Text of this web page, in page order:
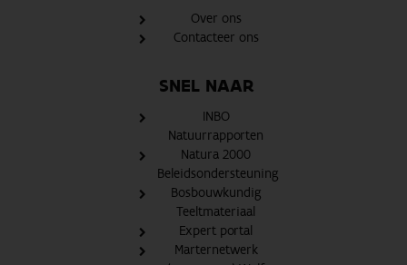
Over ons
Contacteer ons
SNEL NAAR
INBO
Natuurrapporten
Natura 2000
Beleidsondersteuning
Bosbouwkundig
Teeltmateriaal
Expert portal
Marternetwerk